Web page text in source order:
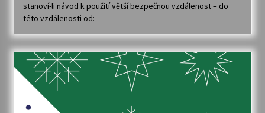
stanoví-li návod k použití větší bezpečnou vzdálenost – do
této vzdálenosti od: